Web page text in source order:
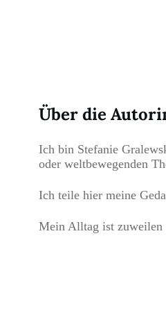
Über die
Ich bin Stefanie
oder weltbewegenden
Ich teile hier meine
Mein Alltag ist zuweilen